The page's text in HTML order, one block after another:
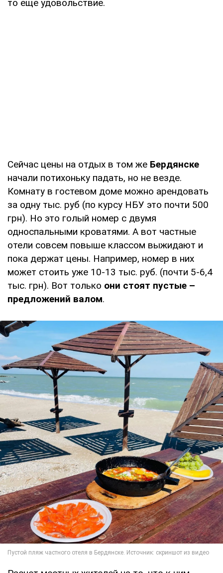
то еще удовольствие.
Сейчас цены на отдых в том же Бердянске
начали потихоньку падать, но не везде.
Комнату в гостевом доме можно арендовать
за одну тыс. руб (по курсу НБУ это почти 500
грн). Но это голый номер с двумя
односпальными кроватями. А вот частные
отели совсем повыше классом выжидают и
пока держат цены. Например, номер в них
может стоить уже 10-13 тыс. руб. (почти 5-6,4
тыс. грн). Вот только они стоят пустые –
предложений валом.